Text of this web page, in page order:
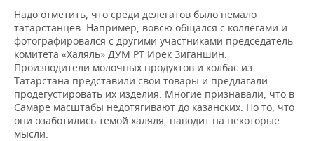
Надо отметить, что среди делегатов было немало
татарстанцев. Например, вовсю общался с коллегами и
фотографировался с другими участниками председатель
комитета «Халяль» ДУМ РТ Ирек Зиганшин.
Производители молочных продуктов и колбас из
Татарстана представили свои товары и предлагали
продегустировать их изделия. Многие признавали, что в
Самаре масштабы недотягивают до казанских. Но то, что
они озаботились темой халяля, наводит на некоторые
мысли.